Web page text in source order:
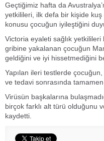
Geçtiğimiz hafta da
yetkilileri, ilk defa bir kişide
konusu çocuğun iyileştiğini
Victoria eyaleti sağlık yetkilileri
gribine yakalanan çocuğun
geldiğini ve iyi hissetmediğini
Yapılan ileri testlerde
ve tedavi sonrasında
Virüsün başkalarına
birçok farklı alt türü olduğunu
kaydetti.